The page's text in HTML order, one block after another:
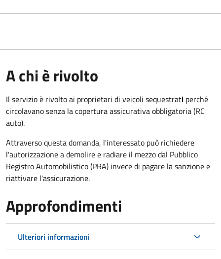
A chi è rivolto
Il servizio è rivolto ai proprietari di veicoli sequestrati perché
circolavano senza la copertura assicurativa obbligatoria (RC
auto).
Attraverso questa domanda, l'interessato può richiedere
l'autorizzazione a demolire e radiare il mezzo dal Pubblico
Registro Automobilistico (PRA) invece di pagare la sanzione e
riattivare l'assicurazione.
Approfondimenti
Ulteriori informazioni